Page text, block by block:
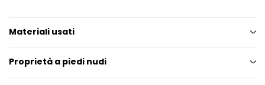
Materiali usati
Proprietà a piedi nudi